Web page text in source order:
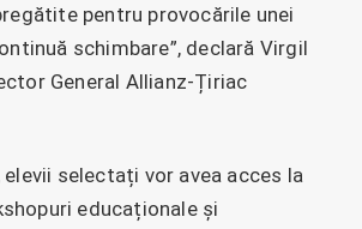
pentru provocările unei
schimbare”, declară Virgil
General Allianz-Țiriac
elevii selectați vor avea acces la
educaționale și